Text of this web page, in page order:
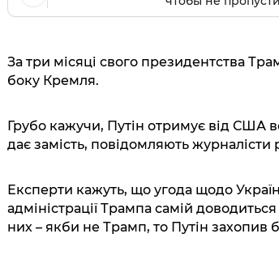
За три місяці свого президентства
боку Кремля.
Грубо кажучи, Путін отримує від США
дає замість, повідомляють журналісти
Експерти кажуть, що угода щодо
адміністрації Трампа самій
них – якби не Трамп, то Путін захопив